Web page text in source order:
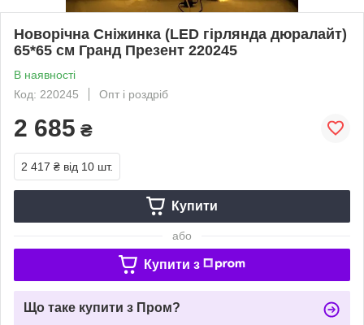
Новорічна Сніжинка (LED гірлянда дюралайт)
65*65 см Гранд Презент 220245
В наявності
Код: 220245
Опт і роздріб
2 685 ₴
2 417 ₴ від 10 шт.
Купити
або
Купити з
Що таке купити з Пром?